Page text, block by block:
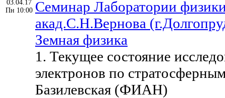
03.04.17
Пн 10:00 Семинар Лаборатории
акад.С.Н.Вернова
Земная физика
1. Текущее состояние
электронов по
Базилевская (ФИАН)